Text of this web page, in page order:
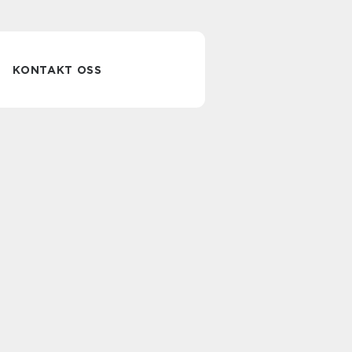
KONTAKT OSS